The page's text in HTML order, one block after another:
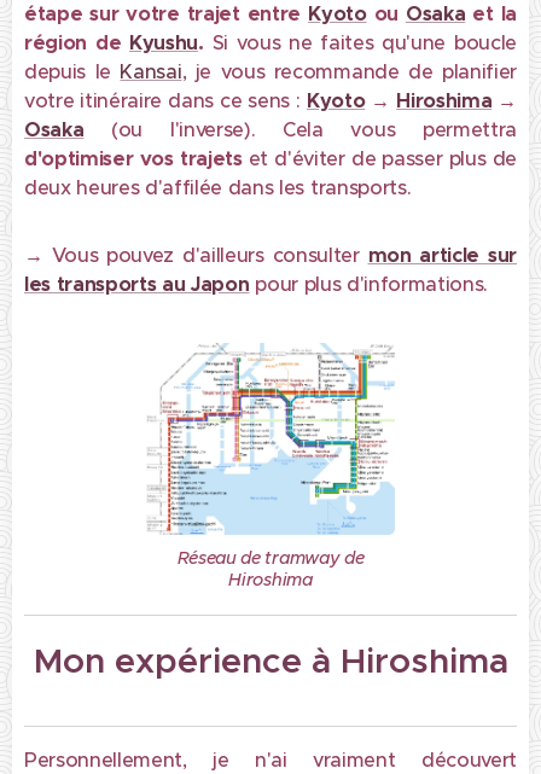
étape sur votre trajet entre Kyotoou Osaka et la
région de Kyushu. Si vous ne faites qu'une boucle
depuis le Kansai, je vous recommande de planifier
votre itinéraire dans ce sens : Kyoto→ Hiroshima →
Osaka (ou l'inverse). Cela vous permettra
d'optimiser vos trajets et d'éviter de passer plus de
deux heures d'affilée dans les transports.
→ Vous pouvez d'ailleurs consulter mon article sur
les transports au Japon pour plus d'informations.
Réseau de tramway de
Hiroshima
Mon expérience à Hiroshima
Personnellement, je n'ai vraiment découvert